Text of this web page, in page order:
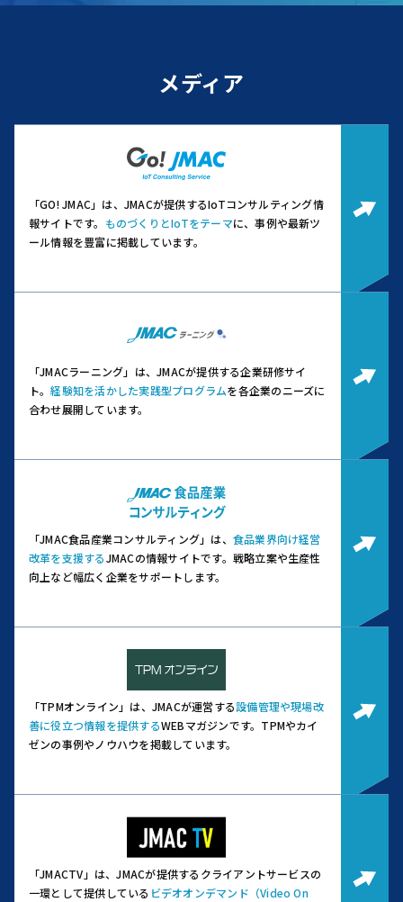
メディア
「GO! JMAC」は、JMACが提供するIoTコンサルティング情
報サイトです。 ものづくりとIoTをテーマに、事例や最新ツ
ール情報を豊富に掲載しています。
「JMACラーニング」は、JMACが提供する企業研修サイ
ト。経験知を活かした実践型プログラムを各企業のニーズに
合わせ展開しています。
「JMAC食品産業コンサルティング」は、 食品業界向け経営
改革を支援するJMACの情報サイトです。 戦略立案や生産性
向上など幅広く企業をサポートします。
「TPMオンライン」は、JMACが運営する設備管理や現場改
善に役立つ情報を提供するWEBマガジンです。 TPMやカイ
ゼンの事例やノウハウを掲載しています。
「JMACTV」は、JMACが提供するクライアントサービスの
一環として提供している ビデオオンデマンド（Video On